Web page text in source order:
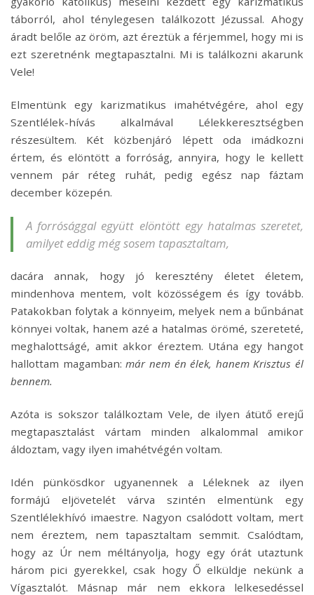
táborról, ahol ténylegesen találkozott Jézussal. Ahogy
áradt belőle az öröm, azt éreztük a férjemmel, hogy mi is
ezt szeretnénk megtapasztalni. Mi is találkozni akarunk
Vele!
Elmentünk egy karizmatikus imahétvégére, ahol egy
Szentlélek-hívás alkalmával Lélekkeresztségben
részesültem. Két közbenjáró lépett oda imádkozni
értem, és elöntött a forróság, annyira, hogy le kellett
vennem pár réteg ruhát, pedig egész nap fáztam
december közepén.
A forrósággal együtt elöntött egy hatalmas szeretet,
amilyet eddig még sosem tapasztaltam,
dacára annak, hogy jó keresztény életet életem,
mindenhova mentem, volt közösségem és így tovább.
Patakokban folytak a könnyeim, melyek nem a bűnbánat
könnyei voltak, hanem azé a hatalmas örömé, szereteté,
meghalottságé, amit akkor éreztem. Utána egy hangot
hallottam magamban:már nem én élek, hanem Krisztus él
bennem.
Azóta is sokszor találkoztam Vele, de ilyen átütő erejű
megtapasztalást vártam minden alkalommal amikor
áldoztam, vagy ilyen imahétvégén voltam.
Idén pünkösdkor ugyanennek a Léleknek az ilyen
formájú eljövetelét várva szintén elmentünk egy
Szentlélekhívó imaestre. Nagyon csalódott voltam, mert
nem éreztem, nem tapasztaltam semmit. Csalódtam,
hogy az Úr nem méltányolja, hogy egy órát utaztunk
három pici gyerekkel, csak hogy Ő elküldje nekünk a
Vígasztalót. Másnap már nem ekkora lelkesedéssel